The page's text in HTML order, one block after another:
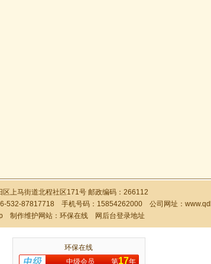
上马街道北程社区171号 邮政编码：266112
532-87817718 手机号码：15854262000 公司网址：
制作维护网站： 环保在线 网后台登录地址
环保在线
中级会员
第17年